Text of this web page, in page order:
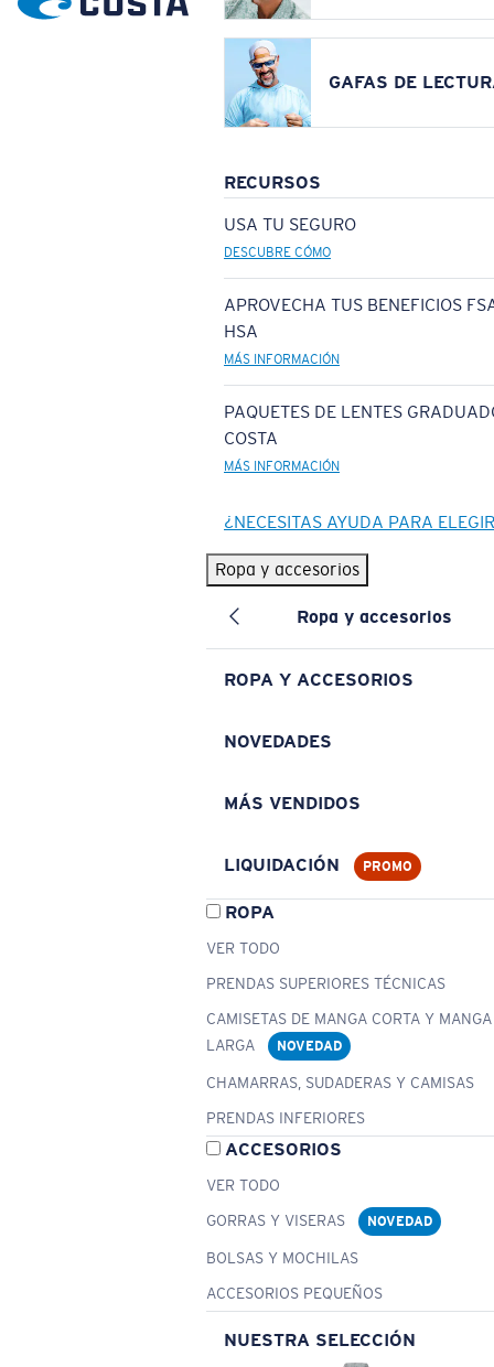
GAFAS DE
RECURSOS
USA TU SEGURO
DESCUBRE CÓMO
APROVECHA TUS BENEFICIOS
HSA
MÁS INFORMACIÓN
PAQUETES DE LENTES
COSTA
MÁS INFORMACIÓN
¿NECESITAS AYUDA PARA
Ropa y accesorios
Ropa y accesorios
ROPA Y ACCESORIOS
NOVEDADES
MÁS VENDIDOS
LIQUIDACIÓN PROMO
ROPA
VER TODO
PRENDAS SUPERIORES TÉCNICAS
CAMISETAS DE MANGA CORTA Y MANGA
LARGA
NOVEDAD
CHAMARRAS, SUDADERAS Y CAMISAS
PRENDAS INFERIORES
ACCESORIOS
VER TODO
GORRAS Y VISERAS
NOVEDAD
BOLSAS Y MOCHILAS
ACCESORIOS PEQUEÑOS
NUESTRA SELECCIÓN